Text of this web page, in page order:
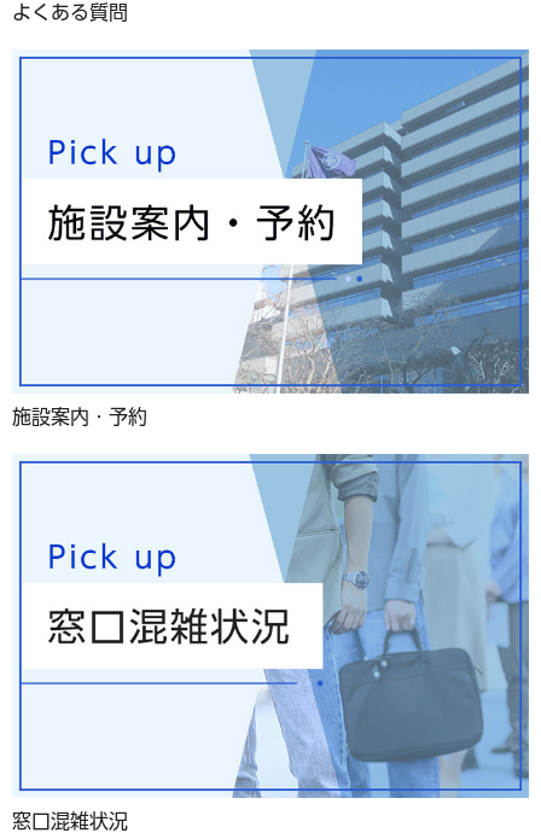
よくある質問
施設案内・予約
窓口混雑状況